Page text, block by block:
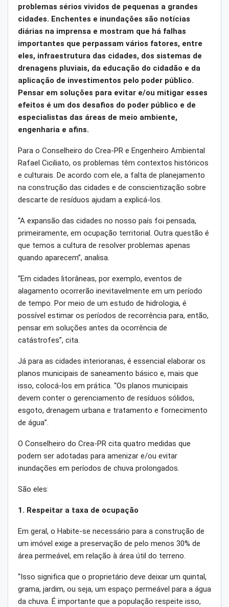
problemas sérios vividos de pequenas a grandes
cidades. Enchentes e inundações são notícias
diárias na imprensa e mostram que há falhas
importantes que perpassam vários fatores, entre
eles, infraestrutura das cidades, dos sistemas de
drenagens pluviais, da educação do cidadão e da
aplicação de investimentos pelo poder público.
Pensar em soluções para evitar e/ou mitigar esses
efeitos é um dos desafios do poder público e de
especialistas das áreas de meio ambiente,
engenharia e afins.
Para o Conselheiro do Crea-PR e Engenheiro Ambiental
Rafael Ciciliato, os problemas têm contextos históricos
e culturais. De acordo com ele, a falta de planejamento
na construção das cidades e de conscientização sobre
descarte de resíduos ajudam a explicá-los.
“A expansão das cidades no nosso país foi pensada,
primeiramente, em ocupação territorial. Outra questão é
que temos a cultura de resolver problemas apenas
quando aparecem”, analisa.
“Em cidades litorâneas, por exemplo, eventos de
alagamento ocorrerão inevitavelmente em um período
de tempo. Por meio de um estudo de hidrologia, é
possível estimar os períodos de recorrência para, então,
pensar em soluções antes da ocorrência de
catástrofes”, cita.
Já para as cidades interioranas, é essencial elaborar os
planos municipais de saneamento básico e, mais que
isso, colocá-los em prática. “Os planos municipais
devem conter o gerenciamento de resíduos sólidos,
esgoto, drenagem urbana e tratamento e fornecimento
de água”.
O Conselheiro do Crea-PR cita quatro medidas que
podem ser adotadas para amenizar e/ou evitar
inundações em períodos de chuva prolongados.
São eles:
1. Respeitar a taxa de ocupação
Em geral, o Habite-se necessário para a construção de
um imóvel exige a preservação de pelo menos 30% de
área permeável, em relação à área útil do terreno.
“Isso significa que o proprietário deve deixar um quintal,
grama, jardim, ou seja, um espaço permeável para a água
da chuva. É importante que a população respeite isso,